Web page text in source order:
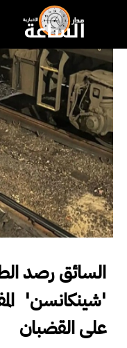
السائق رصد
'شينكانسن'
على القضبان